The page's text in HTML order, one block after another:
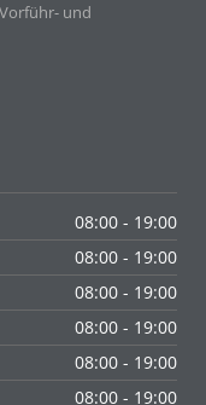
und
08:00 - 19:00
08:00 - 19:00
08:00 - 19:00
08:00 - 19:00
08:00 - 19:00
08:00 - 19:00